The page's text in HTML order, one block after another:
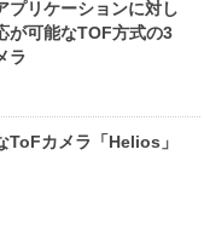
プリケーションに対し
が可能なTOF方式の3
ラ
ToFカメラ「Helios」